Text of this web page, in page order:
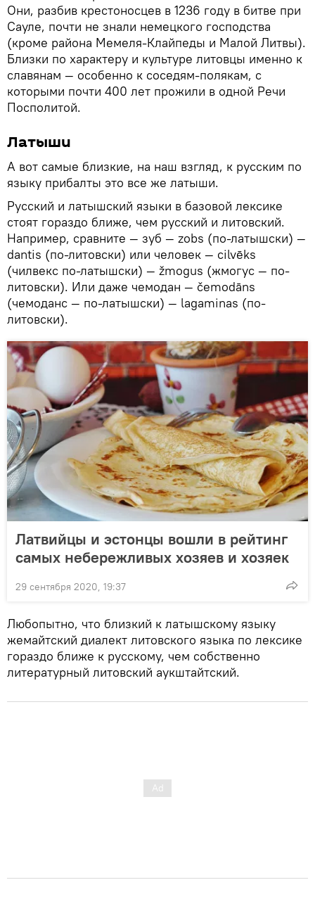
Они, разбив крестоносцев в 1236 году в битве при
Сауле, почти не знали немецкого господства
(кроме района Мемеля-Клайпеды и Малой Литвы).
Близки по характеру и культуре литовцы именно к
славянам — особенно к соседям-полякам, с
которыми почти 400 лет прожили в одной Речи
Посполитой.
Латыши
А вот самые близкие, на наш взгляд, к русским по
языку прибалты это все же латыши.
Русский и латышский языки в базовой лексике
стоят гораздо ближе, чем русский и литовский.
Например, сравните — зуб — zobs (по-латышски) —
dantis (по-литовски) или человек — cilvēks
(чилвекс по-латышски) — žmogus (жмогус — по-
литовски). Или даже чемодан — čemodāns
(чемоданс — по-латышски) — lagaminas (по-
литовски).
Латвийцы и эстонцы вошли в рейтинг
самых небережливых хозяев и хозяек
29 сентября 2020, 19:37
Любопытно, что близкий к латышскому языку
жемайтский диалект литовского языка по лексике
гораздо ближе к русскому, чем собственно
литературный литовский аукштайтский.